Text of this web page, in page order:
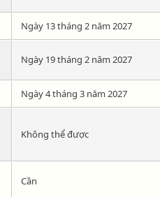
Ngày 13 tháng 2 năm 2027
Ngày 19 tháng 2 năm 2027
Ngày 4 tháng 3 năm 2027
Không thể được
Cần